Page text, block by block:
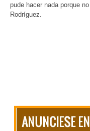
pude hacer nada porque
Rodríguez.